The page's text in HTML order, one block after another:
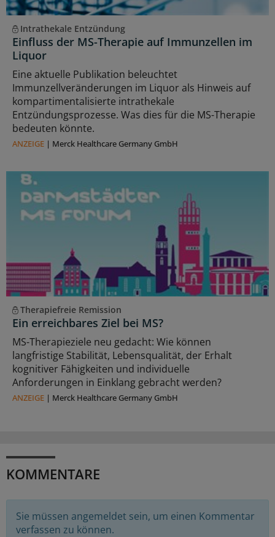
Intrathekale Entzündung
Einfluss der MS-Therapie auf Immunzellen im
Liquor
Eine aktuelle Publikation beleuchtet
Immunzellveränderungen im Liquor als Hinweis auf
kompartimentalisierte intrathekale
Entzündungsprozesse. Was dies für die MS-Therapie
bedeuten könnte.
ANZEIGE | Merck Healthcare Germany GmbH
Therapiefreie Remission
Ein erreichbares Ziel bei MS?
MS-Therapieziele neu gedacht: Wie können
langfristige Stabilität, Lebensqualität, der Erhalt
kognitiver Fähigkeiten und individuelle
Anforderungen in Einklang gebracht werden?
ANZEIGE | Merck Healthcare Germany GmbH
KOMMENTARE
Sie müssen angemeldet sein, um einen Kommentar
verfassen zu können.